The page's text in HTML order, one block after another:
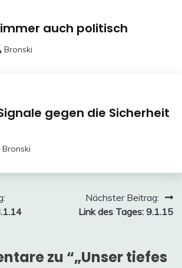
auch politisch
Bronski
gegen die Sicherheit
Bronski
Nächster Beitrag:
Link des Tages: 9.1.15
zu “„Unser tiefes